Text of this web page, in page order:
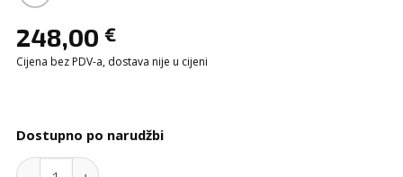
248,00€
Cijena bez PDV-a, dostava nije u cijeni
Dostupno po narudžbi
Otvarač za konzerve, Sammic quantity